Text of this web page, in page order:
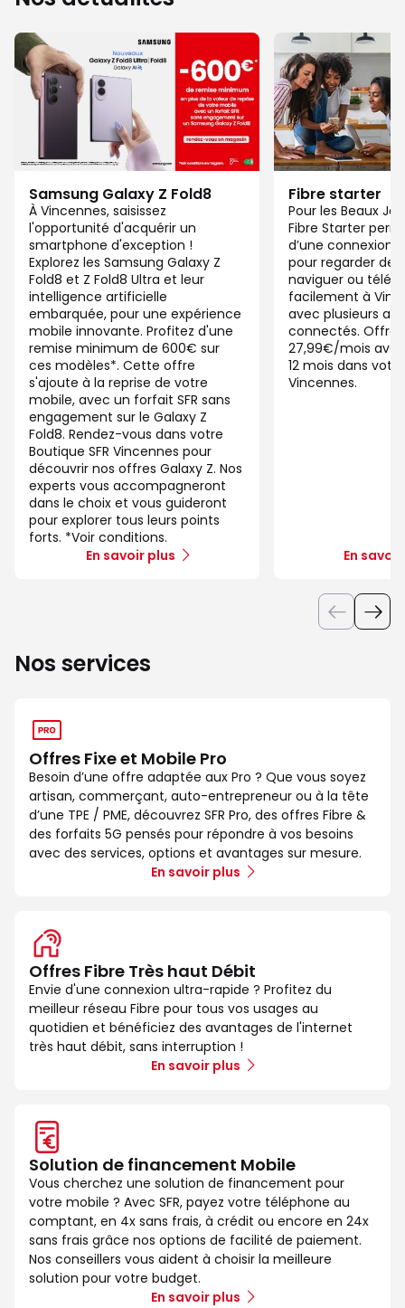
Samsung Galaxy Z Fold8
À Vincennes, saisissez
l'opportunité d'acquérir un
smartphone d'exception !
Explorez les Samsung Galaxy Z
Fold8 et Z Fold8 Ultra et leur
intelligence artificielle
embarquée, pour une expérience
mobile innovante. Profitez d'une
remise minimum de 600€ sur
ces modèles*. Cette offre
s'ajoute à la reprise de votre
mobile, avec un forfait SFR sans
engagement sur le Galaxy Z
Fold8. Rendez-vous dans votre
Boutique SFR Vincennes pour
découvrir nos offres Galaxy Z. Nos
experts vous accompagneront
dans le choix et vous guideront
pour explorer tous leurs points
forts. *Voir conditions.
En savoir plus
Fibre starter
Pour les Beaux
Fibre Starter
d’une connexion
pour regarder des
naviguer ou
facilement à
avec plusieurs
connectés. Offre
27,99€/mois
12 mois dans
Vincennes.
En
Nos services
Offres Fixe et Mobile Pro
Besoin d’une offre adaptée aux Pro ? Que vous soyez
artisan, commerçant, auto-entrepreneur ou à la tête
d’une TPE / PME, découvrez SFR Pro, des offres Fibre &
des forfaits 5G pensés pour répondre à vos besoins
avec des services, options et avantages sur mesure.
En savoir plus
Offres Fibre Très haut Débit
Envie d'une connexion ultra-rapide ? Profitez du
meilleur réseau Fibre pour tous vos usages au
quotidien et bénéficiez des avantages de l'internet
très haut débit, sans interruption !
En savoir plus
Solution de financement Mobile
Vous cherchez une solution de financement pour
votre mobile ? Avec SFR, payez votre téléphone au
comptant, en 4x sans frais, à crédit ou encore en 24x
sans frais grâce nos options de facilité de paiement.
Nos conseillers vous aident à choisir la meilleure
solution pour votre budget.
En savoir plus